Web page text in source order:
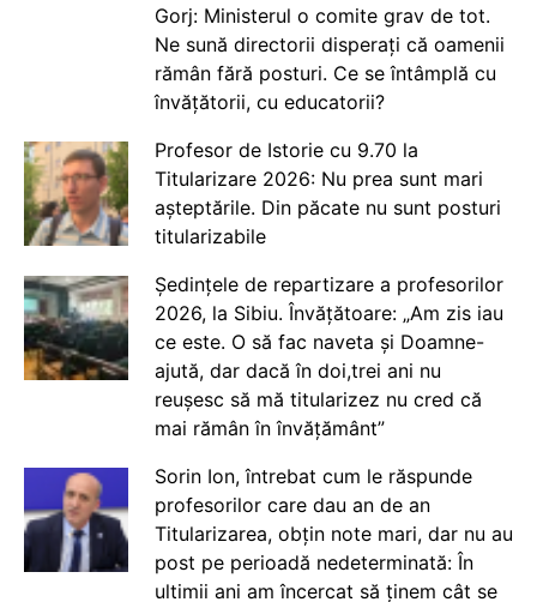
Gorj: Ministerul o comite grav de tot.
Ne sună directorii disperați că oamenii
rămân fără posturi. Ce se întâmplă cu
învățătorii, cu educatorii?
Profesor de Istorie cu 9.70 la
Titularizare 2026: Nu prea sunt mari
așteptările. Din păcate nu sunt posturi
titularizabile
Ședințele de repartizare a profesorilor
2026, la Sibiu. Învățătoare: „Am zis iau
ce este. O să fac naveta și Doamne-
ajută, dar dacă în doi,trei ani nu
reușesc să mă titularizez nu cred că
mai rămân în învățământ”
Sorin Ion, întrebat cum le răspunde
profesorilor care dau an de an
Titularizarea, obțin note mari, dar nu au
post pe perioadă nedeterminată: În
ultimii ani am încercat să ținem cât se